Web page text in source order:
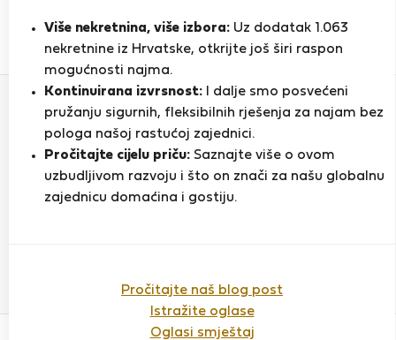
Više nekretnina, više izbora: Uz dodatak 1.063
nekretnine iz Hrvatske, otkrijte još širi raspon
mogućnosti najma.
Kontinuirana izvrsnost: I dalje smo posvećeni
pružanju sigurnih, fleksibilnih rješenja za najam bez
pologa našoj rastućoj zajednici.
Pročitajte cijelu priču: Saznajte više o ovom
uzbudljivom razvoju i što on znači za našu globalnu
zajednicu domaćina i gostiju.
Pročitajte naš blog post
Istražite oglase
Oglasi smještaj
Ocjena i reference
0
Ponude
1
Ocjena
Povjerenje & Sigurnost